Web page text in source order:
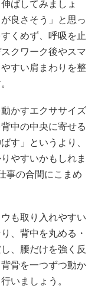
ばしてみましょ
良さそう」と思っ
くめず、呼吸を止
クワーク後やスマ
すい肩まわりを整
かすエクササイズ
中の中央に寄せる
す」というより、
やすいかもしれま
事の合間にこまめ
も取り入れやすい
、背中を丸める・
、腰だけを強く反
骨を一つずつ動か
いましょう。